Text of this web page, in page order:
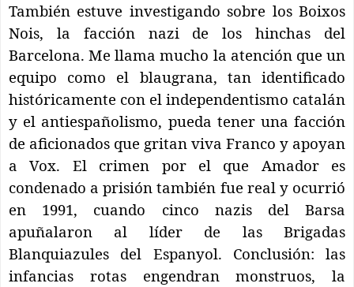
También estuve investigando sobre los Boixos
Nois, la facción nazi de los hinchas del
Barcelona. Me llama mucho la atención que un
equipo como el blaugrana, tan identificado
históricamente con el independentismo catalán
y el antiespañolismo, pueda tener una facción
de aficionados que gritan viva Franco y apoyan
a Vox. El crimen por el que Amador es
condenado a prisión también fue real y ocurrió
en 1991, cuando cinco nazis del Barsa
apuñalaron al líder de las Brigadas
Blanquiazules del Espanyol. Conclusión: las
infancias rotas engendran monstruos, la